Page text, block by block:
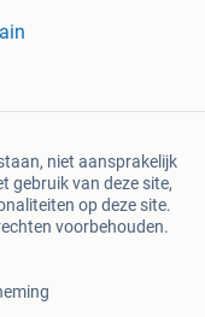
niet aansprakelijk
gebruik van deze site,
op deze site.
voorbehouden.